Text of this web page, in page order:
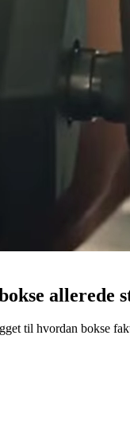
allerede
til hvordan bokse